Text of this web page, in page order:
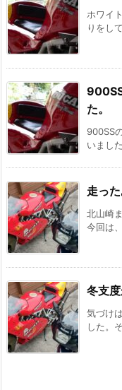
ホワイ
りをし
た。
900SS
いまし
走っ
北山崎
今回は
冬支度
気づけ
した。